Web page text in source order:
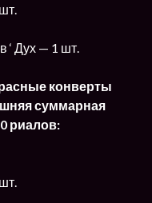
‘ Дух — 1 шт.
конверты
суммарная
риалов: